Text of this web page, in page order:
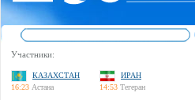
Участники:
КАЗАХСТАН
16:23 Астана
ИРАН
14:53 Тегеран